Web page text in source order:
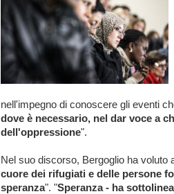
nell'impegno di conoscere gli eventi
dove è necessario, nel dar voce a
dell'oppressione".
Nel suo discorso, Bergoglio ha voluto
cuore dei rifugiati e delle persone
speranza". "Speranza - ha